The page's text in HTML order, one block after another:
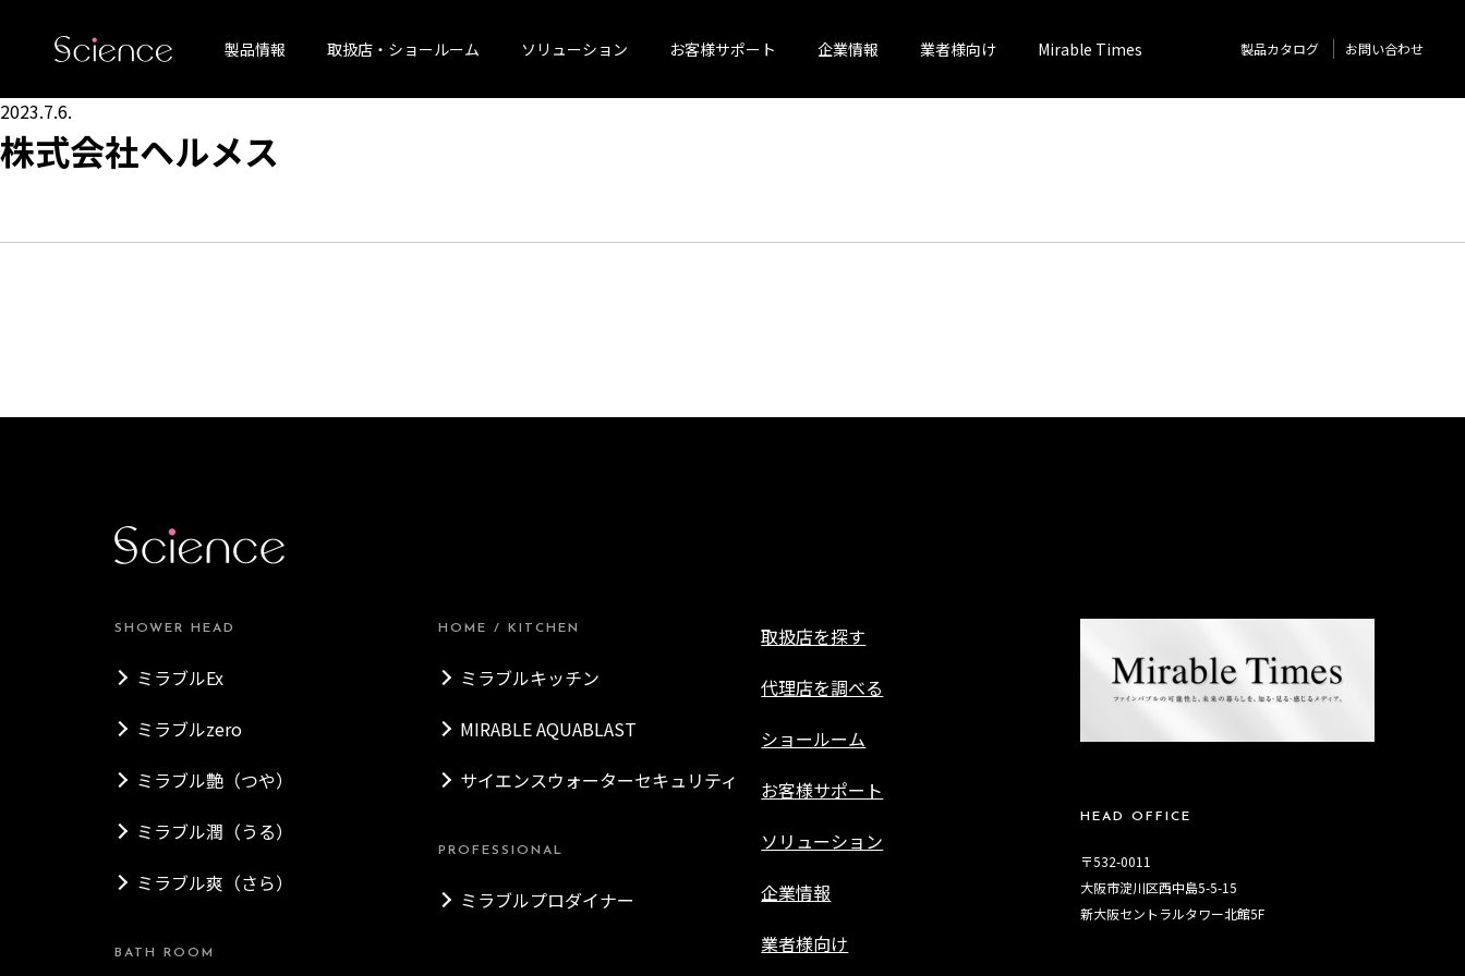
製品情報 取扱店・ショールーム ソリューション お客様サポート 企業情報 業者様向け Mirable Times 製品カタログ お問い合わせ
2023.7.6.
株式会社ヘルメス
SHOWER HEAD
ミラブルEx
ミラブルzero
ミラブル艶（つや）
ミラブル潤（うる）
ミラブル爽（さら）
BATH ROOM
HOME / KITCHEN
ミラブルキッチン
MIRABLE AQUABLAST
サイエンスウォーターセキュリティ
PROFESSIONAL
ミラブルプロダイナー
取扱店を探す
代理店を調べる
ショールーム
お客様サポート
ソリューション
企業情報
業者様向け
HEAD OFFICE
〒532-0011
大阪市淀川区西中島5-5-15
新大阪セントラルタワー北館5F